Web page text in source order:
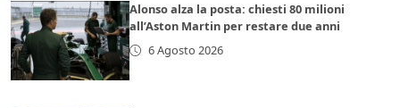
Alonso alza la posta: chiesti 80 milioni
all’Aston Martin per restare due anni
6 Agosto 2026